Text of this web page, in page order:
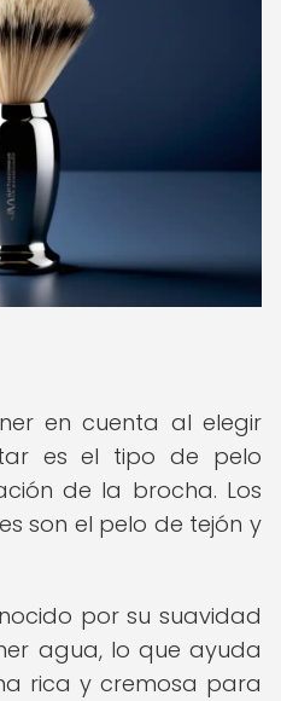
en cuenta al elegir
es el tipo de pelo
de la brocha. Los
son el pelo de tejón y
por su suavidad
agua, lo que ayuda
rica y cremosa para